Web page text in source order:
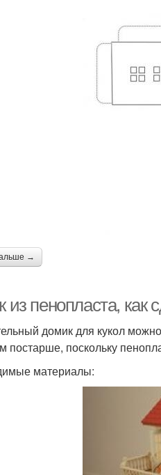
→
из пенопласта,
домик для кукол
постарше, поскольку
материалы: